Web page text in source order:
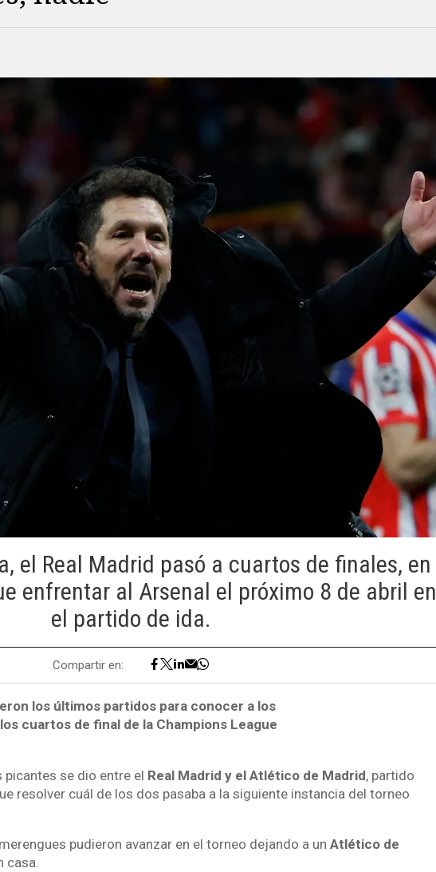
el Real Madrid pasó a cuartos de finales, en
enfrentar al Arsenal el próximo 8 de abril en
el partido de ida.
Compartir en:
los últimos partidos para conocer a los
cuartos de final de la Champions League
se dio entre el Real Madrid y el Atlético de Madrid, partido
resolver cuál de los dos pasaba a la siguiente instancia del torneo
pudieron avanzar en el torneo dejando a un Atlético de
casa.